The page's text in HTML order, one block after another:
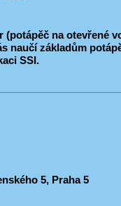
(potápěč na otevřené
naučí základům
SSI.
5, Praha 5